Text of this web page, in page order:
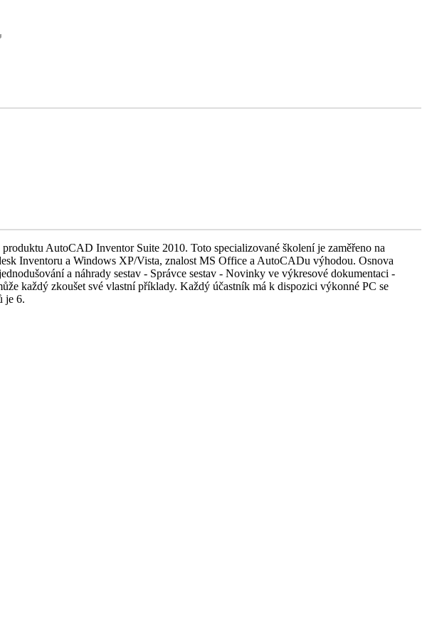
AutoCAD Inventor Suite 2010. Toto specializované školení je zaměřeno na
Inventoru a Windows XP/Vista, znalost MS Office a AutoCADu výhodou. Osnova
a náhrady sestav - Správce sestav - Novinky ve výkresové dokumentaci -
každý zkoušet své vlastní příklady. Každý účastník má k dispozici výkonné PC se
je 6.